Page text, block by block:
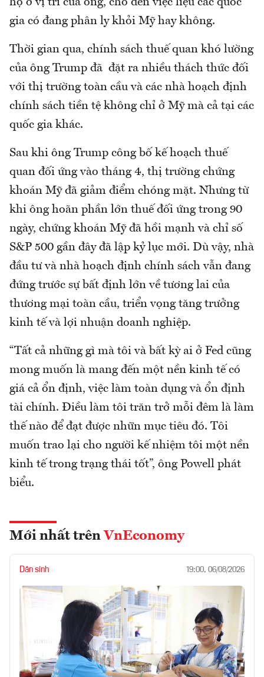
họ ở vị trí của ông, cho đến việc liệu các quốc
gia có đang phân ly khỏi Mỹ hay không.
Thời gian qua, chính sách thuế quan khó lường
của ông Trump đã đặt ra nhiều thách thức đối
với thị trường toàn cầu và các nhà hoạch định
chính sách tiền tệ không chỉ ở Mỹ mà cả tại các
quốc gia khác.
Sau khi ông Trump công bố kế hoạch thuế
quan đối ứng vào tháng 4, thị trường chứng
khoán Mỹ đã giảm điểm chóng mặt. Nhưng từ
khi ông hoãn phần lớn thuế đối ứng trong 90
ngày, chứng khoán Mỹ đã hồi mạnh và chỉ số
S&P 500 gần đây đã lập kỷ lục mới. Dù vậy, nhà
đầu tư và nhà hoạch định chính sách vẫn đang
đứng trước sự bất định lớn về tương lai của
thương mại toàn cầu, triển vọng tăng trưởng
kinh tế và lợi nhuận doanh nghiệp.
“Tất cả những gì mà tôi và bất kỳ ai ở Fed cũng
mong muốn là mang đến một nền kinh tế có
giá cả ổn định, việc làm toàn dụng và ổn định
tài chính. Điều làm tôi trăn trở mỗi đêm là làm
thế nào để đạt được nhữn mục tiêu đó. Tôi
muốn trao lại cho người kế nhiệm tôi một nền
kinh tế trong trạng thái tốt”, ông Powell phát
biểu.
Mới nhất trên VnEconomy
Dân sinh 19:00, 06/08/2026